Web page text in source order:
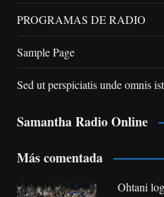
PROGRAMAS DE RADIO
Sample Page
Sed ut perspiciatis unde omnis
Samantha Radio Online
Más comentada
Ohtani